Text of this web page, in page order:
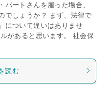
ートさんを雇った場合、
でしょうか？ まず、法律で
について違いはありませ
があると思います。 社会保
読む